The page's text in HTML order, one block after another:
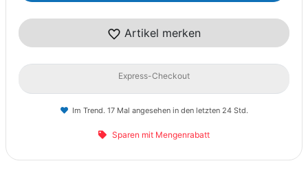
Artikel merken
Express-Checkout
Im Trend. 17 Mal angesehen in den letzten 24 Std.
Sparen mit Mengenrabatt